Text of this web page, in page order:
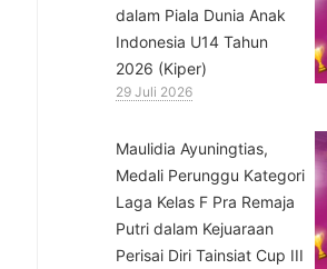
dalam Piala Dunia Anak
Indonesia U14 Tahun
2026 (Kiper)
29 Juli 2026
⁠Maulidia Ayuningtias,
Medali Perunggu Kategori
Laga Kelas F Pra Remaja
Putri dalam Kejuaraan
Perisai Diri Tainsiat Cup III